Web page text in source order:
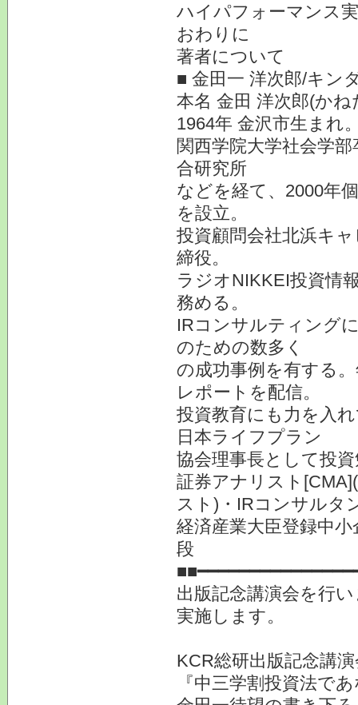
ハイパフォーマンス
おわりに
著者について
■ 金田一 洋次郎/キン
本名 金田 洋次郎(か
1964年 金沢市生まれ
関西学院大学社会学
合研究所
などを経て、2000年
を設立。
投資顧問会社北浜キ
締役。
ラジオNIKKEI投資情
務める。
IRコンサルティング
のための数多く
の成功事例を有する
レポートを配信。
投資教育にも力を入
日本ライフプラン
協会理事長として投
証券アナリスト
スト)・IRコンサルタ
経済産業大臣登録中
段
出版記念講演会を行
実施します。
KCR総研出版記念講
『中三学割投資法で